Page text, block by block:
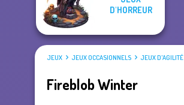
D'HORREUR
JEUX JEUX OCCASIONNELS JEUX D'AGILITÉ
Fireblob Winter